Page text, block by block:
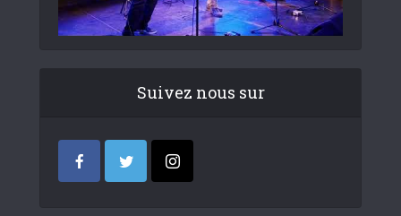
Suivez nous sur